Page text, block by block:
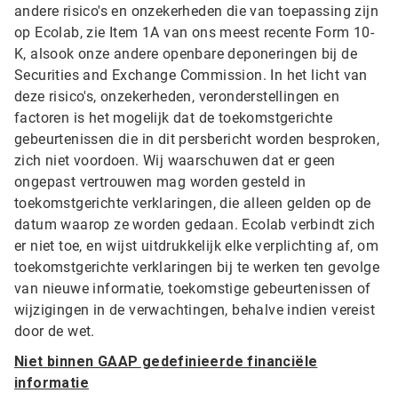
andere risico's en onzekerheden die van toepassing zijn
op Ecolab, zie Item 1A van ons meest recente Form 10-
K, alsook onze andere openbare deponeringen bij de
Securities and Exchange Commission. In het licht van
deze risico's, onzekerheden, veronderstellingen en
factoren is het mogelijk dat de toekomstgerichte
gebeurtenissen die in dit persbericht worden besproken,
zich niet voordoen. Wij waarschuwen dat er geen
ongepast vertrouwen mag worden gesteld in
toekomstgerichte verklaringen, die alleen gelden op de
datum waarop ze worden gedaan. Ecolab verbindt zich
er niet toe, en wijst uitdrukkelijk elke verplichting af, om
toekomstgerichte verklaringen bij te werken ten gevolge
van nieuwe informatie, toekomstige gebeurtenissen of
wijzigingen in de verwachtingen, behalve indien vereist
door de wet.
Niet binnen GAAP gedefinieerde financiële
informatie